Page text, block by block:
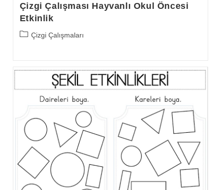
Çizgi Çalışması Hayvanlı Okul Öncesi
Etkinlik
PostÇizgi Çalışmaları